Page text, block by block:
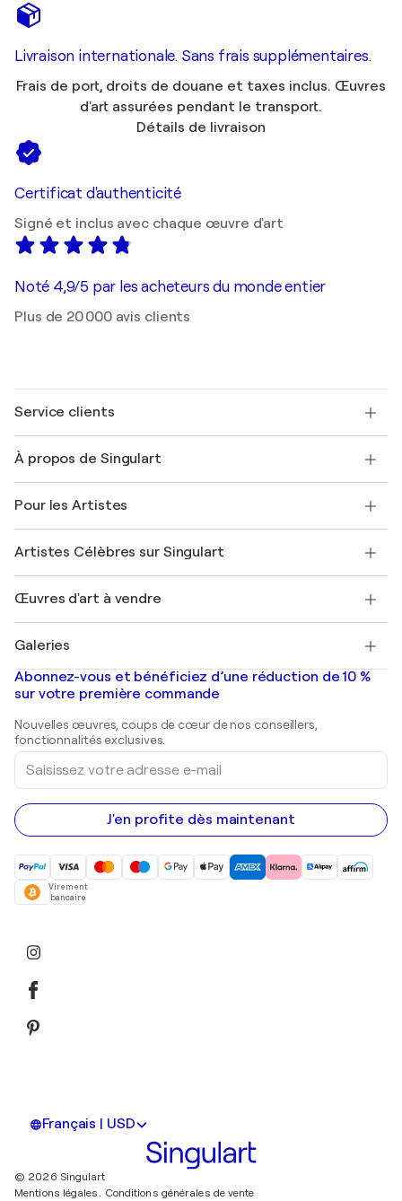
Livraison internationale. Sans frais supplémentaires.
Frais de port, droits de douane et taxes inclus. Œuvres
d'art assurées pendant le transport.
Détails de livraison
Certificat d'authenticité
Signé et inclus avec chaque œuvre d'art
Noté 4,9/5 par les acheteurs du monde entier
Plus de 20 000 avis clients
Service clients
Expédition
Offrir une carte cadeau
Rejoignez notre programme commercial
Mon compte
+33 1 76 44 06 42
À propos de Singulart
FAQ
Magazine Singulart
Emplois
Découvrez une sélection d'art original
Pour les Artistes
Se connecter en tant qu'Artiste
Artistes Célèbres sur Singulart
Marc Chagall
Banksy
Mr. Brainwash
Shepard Fairey
Œuvres d'art à vendre
Tableaux abstraits à vendre
Peintures de paysage
Estampes
Peintures acryliques
Galeries
Galeries d'art en France
Galeries d'art en Belgique
Abonnez-vous et bénéficiez d’une réduction de 10 %
sur votre première commande
Nouvelles œuvres, coups de cœur de nos conseillers,
fonctionnalités exclusives.
Saisissez
votre
adresse
e-
mail
J'en profite dès maintenant
Virement
bancaire
Français | USD
© 2026 Singulart
Mentions légales. Conditions générales de vente